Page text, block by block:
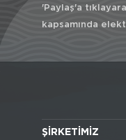
'Paylaş'a
kapsamında
ŞIRKETIMIZ